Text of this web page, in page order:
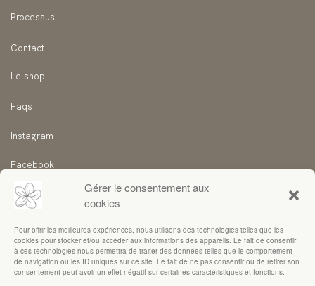
Gérer le consentement aux
cookies
Pour offrir les meilleures expériences, nous utilisons des technologies telles que les
cookies pour stocker et/ou accéder aux informations des appareils. Le fait de consentir
à ces technologies nous permettra de traiter des données telles que le comportement
de navigation ou les ID uniques sur ce site. Le fait de ne pas consentir ou de retirer son
consentement peut avoir un effet négatif sur certaines caractéristiques et fonctions.
Instagram
Processus
Facebook
Contact
Tiktok
Le shop
Thread
Faqs